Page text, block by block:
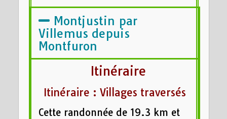
Montjustin par
Villemus depuis
Montfuron
Itinéraire
Itinéraire : Villages traversés
Cette randonnée de 19.3 km et